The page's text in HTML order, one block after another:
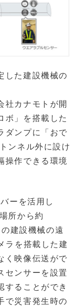
した建設機械の
社カナモトが開
ボ」を搭載した
ダンプに「おで
ンネル外に設け
操作できる環境
ーを活用し
所から約
建設機械の遠
ラを搭載した建
く映像伝送がで
センサーを設置
することができ
で災害発生時の